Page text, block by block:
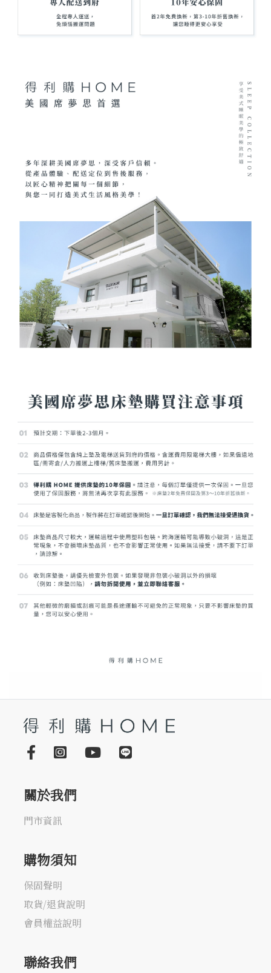
關於我們
門市資訊
購物須知
保固聲明
取貨/退貨說明
會員權益說明
聯絡我們